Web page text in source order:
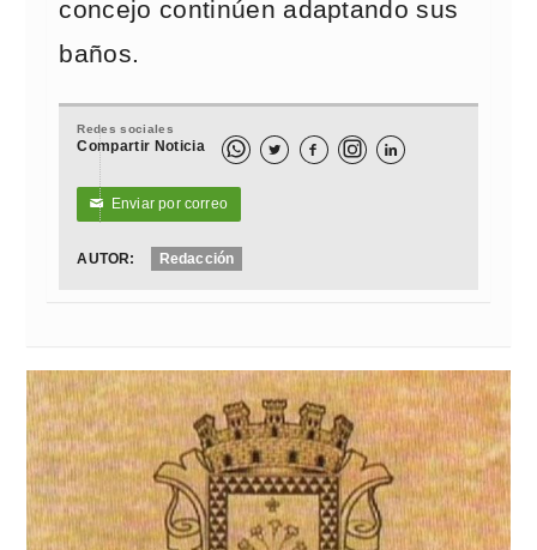
concejo continúen adaptando sus
baños.
Redes sociales
Compartir Noticia   
✉ Enviar por correo
AUTOR: Redacción